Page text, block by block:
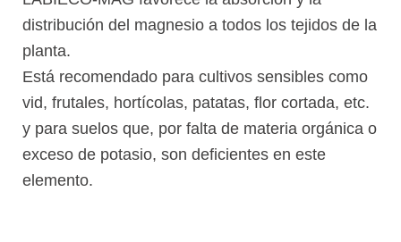
distribución del magnesio a todos los tejidos de la
planta.
Está recomendado para cultivos sensibles como
vid, frutales, hortícolas, patatas, flor cortada, etc.
y para suelos que, por falta de materia orgánica o
exceso de potasio, son deficientes en este
elemento.